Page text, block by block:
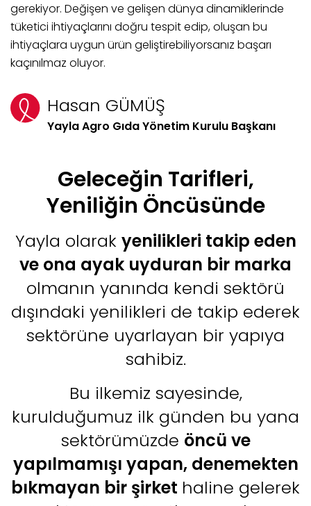
gerekiyor. Değişen ve gelişen dünya dinamiklerinde
tüketici ihtiyaçlarını doğru tespit edip, oluşan bu
ihtiyaçlara uygun ürün geliştirebiliyorsanız başarı
kaçınılmaz oluyor.
Hasan GÜMÜŞ
Yayla Agro Gıda Yönetim Kurulu Başkanı
Geleceğin Tarifleri,
Yeniliğin Öncüsünde
Yayla olarak yenilikleri takip eden
ve ona ayak uyduran bir marka
olmanın yanında kendi sektörü
dışındaki yenilikleri de takip ederek
sektörüne uyarlayan bir yapıya
sahibiz.
Bu ilkemiz sayesinde,
kurulduğumuz ilk günden bu yana
sektörümüzde öncü ve
yapılmamışı yapan, denemekten
bıkmayan bir şirket haline gelerek